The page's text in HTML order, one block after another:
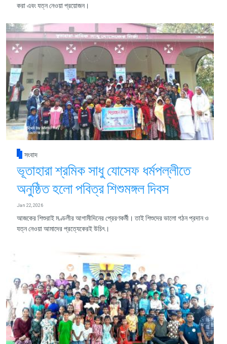
করা এবং যত্ন নেওয়া প্রয়োজন।
সংবাদ
ভূতাহারা শ্রমিক সাধু যোসেফ ধর্মপল্লীতে
অনুষ্ঠিত হলো পবিত্র শিশুমঙ্গল দিবস
Jan 22, 2026
আজকের শিশুরাই মণ্ডলীর আগামীদিনের প্রেরণকর্মী। তাই শিশুদের ভালো গঠন প্রদান ও
যত্ন নেওয়া আমাদের প্রত্যেকেরই উচিৎ।